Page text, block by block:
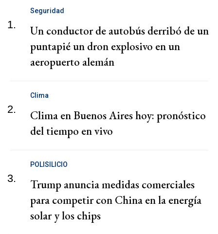
1.
Seguridad
Un conductor de autobús derribó de un
puntapié un dron explosivo en un
aeropuerto alemán
2.
Clima
Clima en Buenos Aires hoy: pronóstico
del tiempo en vivo
3.
POLISILICIO
Trump anuncia medidas comerciales
para competir con China en la energía
solar y los chips